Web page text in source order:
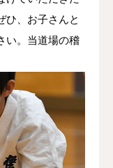
ひ、お子さんと
い。当道場の稽